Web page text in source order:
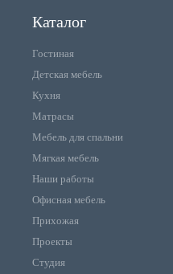
Каталог
Гостиная
Детская мебель
Кухня
Матрасы
Мебель для спальни
Мягкая мебель
Наши работы
Офисная мебель
Прихожая
Проекты
Студия